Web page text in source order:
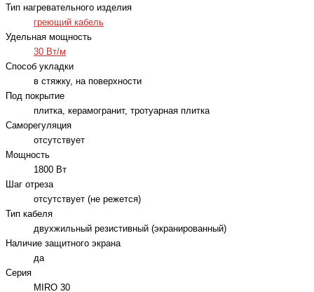
Тип нагревательного изделия
греющий кабель
Удельная мощность
30 Вт/м
Способ укладки
в стяжку, на поверхности
Под покрытие
плитка, керамогранит, тротуарная плитка
Саморегуляция
отсутствует
Мощность
1800 Вт
Шаг отреза
отсутствует (не режется)
Тип кабеля
двухжильный резистивный (экранированный)
Наличие защитного экрана
да
Серия
MIRO 30